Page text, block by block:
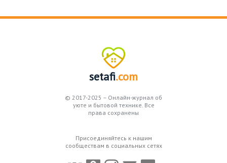
setafi.com
© 2017-2025 – Онлайн-журнал об
уюте и бытовой технике. Все
права сохранены
Присоединяйтесь к нашим
сообществам в социальных сетях